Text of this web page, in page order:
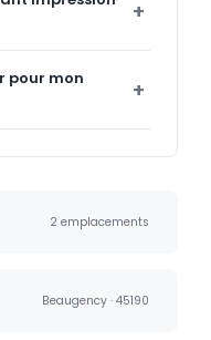
pour mon
2 emplacements
Beaugency · 45190